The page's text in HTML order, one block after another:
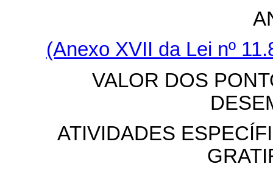
(Anexo XVII da Lei nº
VALOR DOS
ATIVIDADES